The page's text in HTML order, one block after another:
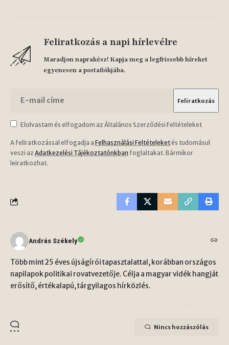
Feliratkozás a napi hírlevélre
Maradjon naprakész! Kapja meg a legfrissebb híreket
egyenesen a postafiókjába.
Elolvastam és elfogadom az Általános Szerződési Feltételeket
A feliratkozással elfogadja a Felhasználási Feltételeketés tudomásul
veszi az Adatkezelési Tájékoztatónkban foglaltakat. Bármikor
leiratkozhat.
András Székely
Több mint 25 éves újságírói tapasztalattal, korábban országos
napilapok politikai rovatvezetője. Célja a magyar vidék hangját
erősítő, értékalapú, tárgyilagos hírközlés.
Nincs hozzászólás